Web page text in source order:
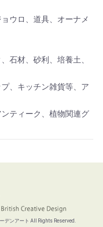
ウロ、道具、オーナメ
石材、砂利、培養土、
、キッチン雑貨等、ア
ティーク、植物関連グ
デンアート All Rights Reserved.